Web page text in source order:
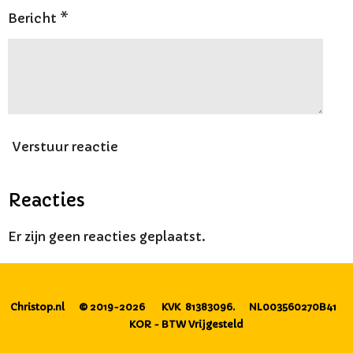
Bericht *
Verstuur reactie
Reacties
Er zijn geen reacties geplaatst.
Christop.nl © 2019-2026 KVK 81383096. NL003560270B41
KOR - BTW Vrijgesteld